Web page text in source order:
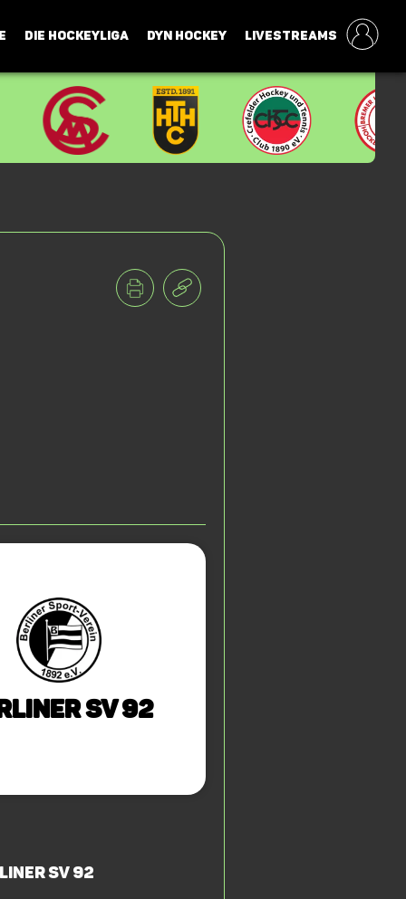
DIE HOCKEYLIGA DYN HOCKEY LIVESTREAMS
SV 92
SV 92